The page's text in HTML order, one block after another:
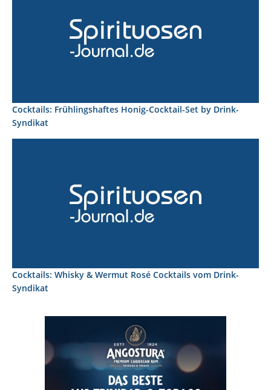
Cocktails: Frühlingshaftes Honig-Cocktail-Set by Drink-
Syndikat
Cocktails: Whisky & Wermut Rosé Cocktails vom Drink-
Syndikat